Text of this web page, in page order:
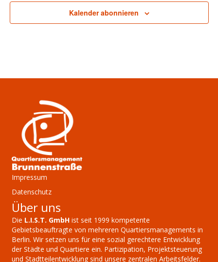
Kalender abonnieren
Impressum
Datenschutz
Über uns
Die L.I.S.T. GmbH ist seit 1999 kompetente
Gebietsbeauftragte von mehreren Quartiersmanagements in
Berlin. Wir setzen uns für eine sozial gerechtere Entwicklung
der Städte und Quartiere ein. Partizipation, Projektsteuerung
und Stadtteilentwicklung sind unsere zentralen Arbeitsfelder.